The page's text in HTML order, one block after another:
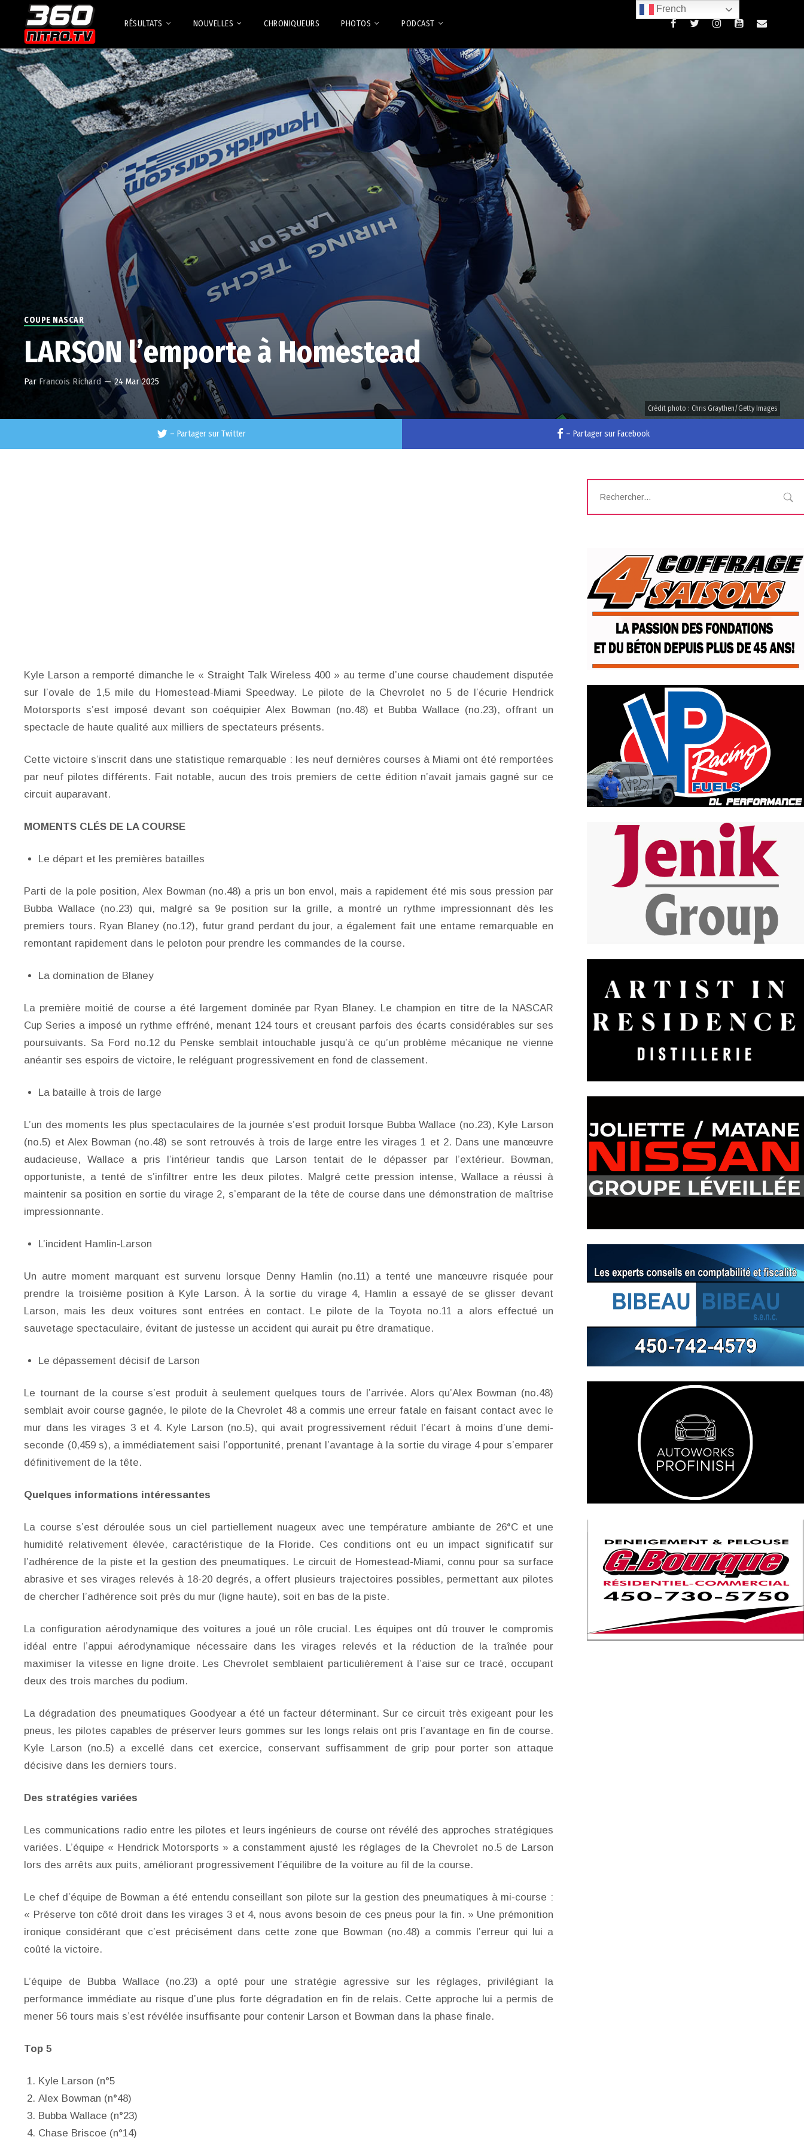
RÉSULTATS NOUVELLES CHRONIQUEURS PHOTOS PODCAST
COUPE NASCAR
LARSON l’emporte à Homestead
Par Francois Richard — 24 Mar 2025
Crédit photo : Chris Graythen/Getty Images
– Partager sur Twitter – Partager sur Facebook
Kyle Larson a remporté dimanche le « Straight Talk Wireless 400 » au terme d’une course chaudement disputée
sur l’ovale de 1,5 mile du Homestead-Miami Speedway. Le pilote de la Chevrolet no 5 de l’écurie Hendrick
Motorsports s’est imposé devant son coéquipier Alex Bowman (no.48) et Bubba Wallace (no.23), offrant un
spectacle de haute qualité aux milliers de spectateurs présents.
Cette victoire s’inscrit dans une statistique remarquable : les neuf dernières courses à Miami ont été remportées
par neuf pilotes différents. Fait notable, aucun des trois premiers de cette édition n’avait jamais gagné sur ce
circuit auparavant.
MOMENTS CLÉS DE LA COURSE
Le départ et les premières batailles
Parti de la pole position, Alex Bowman (no.48) a pris un bon envol, mais a rapidement été mis sous pression par
Bubba Wallace (no.23) qui, malgré sa 9e position sur la grille, a montré un rythme impressionnant dès les
premiers tours. Ryan Blaney (no.12), futur grand perdant du jour, a également fait une entame remarquable en
remontant rapidement dans le peloton pour prendre les commandes de la course.
La domination de Blaney
La première moitié de course a été largement dominée par Ryan Blaney. Le champion en titre de la NASCAR
Cup Series a imposé un rythme effréné, menant 124 tours et creusant parfois des écarts considérables sur ses
poursuivants. Sa Ford no.12 du Penske semblait intouchable jusqu’à ce qu’un problème mécanique ne vienne
anéantir ses espoirs de victoire, le reléguant progressivement en fond de classement.
La bataille à trois de large
L’un des moments les plus spectaculaires de la journée s’est produit lorsque Bubba Wallace (no.23), Kyle Larson
(no.5) et Alex Bowman (no.48) se sont retrouvés à trois de large entre les virages 1 et 2. Dans une manœuvre
audacieuse, Wallace a pris l’intérieur tandis que Larson tentait de le dépasser par l’extérieur. Bowman,
opportuniste, a tenté de s’infiltrer entre les deux pilotes. Malgré cette pression intense, Wallace a réussi à
maintenir sa position en sortie du virage 2, s’emparant de la tête de course dans une démonstration de maîtrise
impressionnante.
L’incident Hamlin-Larson
Un autre moment marquant est survenu lorsque Denny Hamlin (no.11) a tenté une manœuvre risquée pour
prendre la troisième position à Kyle Larson. À la sortie du virage 4, Hamlin a essayé de se glisser devant
Larson, mais les deux voitures sont entrées en contact. Le pilote de la Toyota no.11 a alors effectué un
sauvetage spectaculaire, évitant de justesse un accident qui aurait pu être dramatique.
Le dépassement décisif de Larson
Le tournant de la course s’est produit à seulement quelques tours de l’arrivée. Alors qu’Alex Bowman (no.48)
semblait avoir course gagnée, le pilote de la Chevrolet 48 a commis une erreur fatale en faisant contact avec le
mur dans les virages 3 et 4. Kyle Larson (no.5), qui avait progressivement réduit l’écart à moins d’une demi-
seconde (0,459 s), a immédiatement saisi l’opportunité, prenant l’avantage à la sortie du virage 4 pour s’emparer
définitivement de la tête.
Quelques informations intéressantes
La course s’est déroulée sous un ciel partiellement nuageux avec une température ambiante de 26°C et une
humidité relativement élevée, caractéristique de la Floride. Ces conditions ont eu un impact significatif sur
l’adhérence de la piste et la gestion des pneumatiques. Le circuit de Homestead-Miami, connu pour sa surface
abrasive et ses virages relevés à 18-20 degrés, a offert plusieurs trajectoires possibles, permettant aux pilotes
de chercher l’adhérence soit près du mur (ligne haute), soit en bas de la piste.
La configuration aérodynamique des voitures a joué un rôle crucial. Les équipes ont dû trouver le compromis
idéal entre l’appui aérodynamique nécessaire dans les virages relevés et la réduction de la traînée pour
maximiser la vitesse en ligne droite. Les Chevrolet semblaient particulièrement à l’aise sur ce tracé, occupant
deux des trois marches du podium.
La dégradation des pneumatiques Goodyear a été un facteur déterminant. Sur ce circuit très exigeant pour les
pneus, les pilotes capables de préserver leurs gommes sur les longs relais ont pris l’avantage en fin de course.
Kyle Larson (no.5) a excellé dans cet exercice, conservant suffisamment de grip pour porter son attaque
décisive dans les derniers tours.
Des stratégies variées
Les communications radio entre les pilotes et leurs ingénieurs de course ont révélé des approches stratégiques
variées. L’équipe « Hendrick Motorsports » a constamment ajusté les réglages de la Chevrolet no.5 de Larson
lors des arrêts aux puits, améliorant progressivement l’équilibre de la voiture au fil de la course.
Le chef d’équipe de Bowman a été entendu conseillant son pilote sur la gestion des pneumatiques à mi-course :
« Préserve ton côté droit dans les virages 3 et 4, nous avons besoin de ces pneus pour la fin. » Une prémonition
ironique considérant que c’est précisément dans cette zone que Bowman (no.48) a commis l’erreur qui lui a
coûté la victoire.
L’équipe de Bubba Wallace (no.23) a opté pour une stratégie agressive sur les réglages, privilégiant la
performance immédiate au risque d’une plus forte dégradation en fin de relais. Cette approche lui a permis de
mener 56 tours mais s’est révélée insuffisante pour contenir Larson et Bowman dans la phase finale.
Top 5
Kyle Larson (n°5
Alex Bowman (n°48)
Bubba Wallace (n°23)
Chase Briscoe (n°14)
French